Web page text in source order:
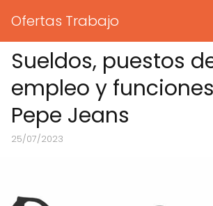
Ofertas Trabajo
Sueldos, puestos
empleo y
Pepe Jeans
25/07/2023